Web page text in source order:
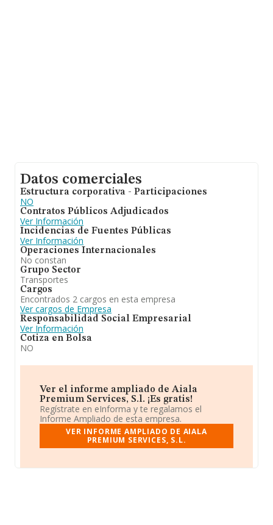
Datos comerciales
Estructura corporativa - Participaciones
NO
Contratos Públicos Adjudicados
Ver Información
Incidencias de Fuentes Públicas
Ver Información
Operaciones Internacionales
No constan
Grupo Sector
Transportes
Cargos
Encontrados 2 cargos en esta empresa
Ver cargos de Empresa
Responsabilidad Social Empresarial
Ver Información
Cotiza en Bolsa
NO
Ver el informe ampliado de Aiala
Premium Services, S.l. ¡Es gratis!
Regístrate en eInforma y te regalamos el
Informe Ampliado de esta empresa.
VER INFORME AMPLIADO DE AIALA
PREMIUM SERVICES, S.L.